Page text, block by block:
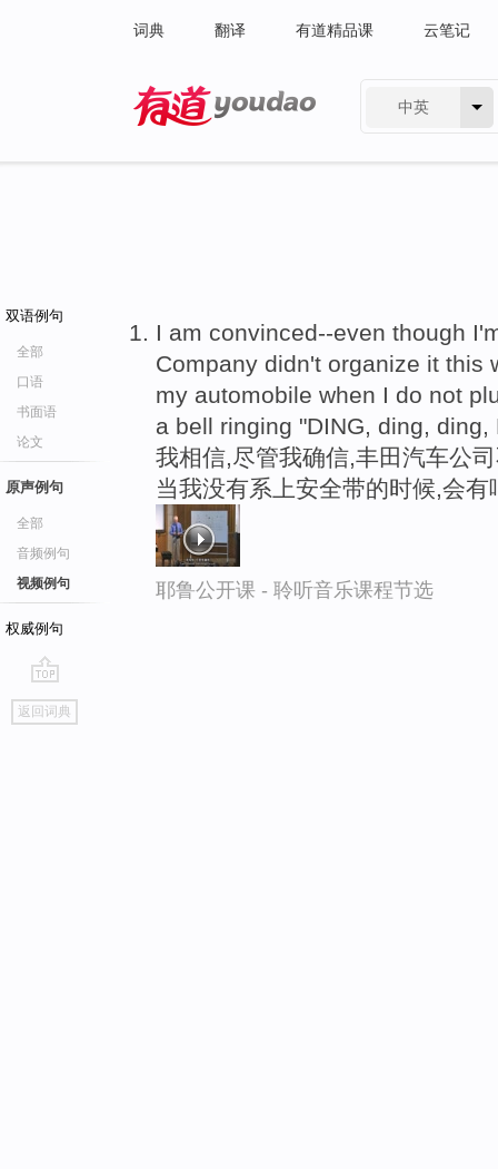
词典 翻译 有道精品课 云笔记
中英
双语例句
全部
口语
书面语
论文
原声例句
全部
音频例句
视频例句
权威例句
go
top
返回词典
I am convinced--even though
Company didn't organize it
my automobile when I do not
a bell ringing "DING, ding, ding,
我相信,尽管我确信,丰田汽车公
当我没有系上安全带的时候,会
耶鲁公开课 - 聆听音乐课程节选